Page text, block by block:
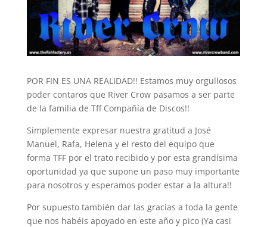
POR FIN ES UNA REALIDAD!! Estamos muy orgullosos
poder contaros que River Crow pasamos a ser parte
de la familia de Tff Compañía de Discos!!
Simplemente expresar nuestra gratitud a José
Manuel, Rafa, Helena y el resto del equipo que
forma TFF por el trato recibido y por esta grandísima
oportunidad ya que supone un paso muy importante
para nosotros y esperamos poder estar a la altura!!
Por supuesto también dar las gracias a toda la gente
que nos habéis apoyado en este año ypico (Ya casi